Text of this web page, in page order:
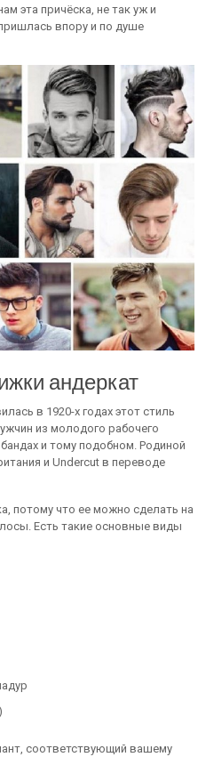
эта причёска, не так уж и
впору и по душе
андеркат
в 1920-х годах этот стиль
из молодого рабочего
и тому подобном. Родиной
и Undercut в переводе
потому что ее можно сделать на
Есть такие основные виды
соответствующий вашему